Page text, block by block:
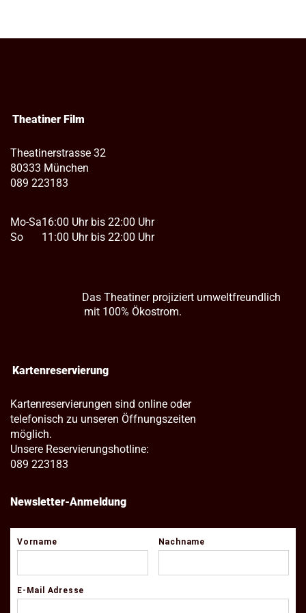
Theatiner Film
Theatinerstrasse 32
80333 München
089 223183
Mo-Sa
So
16:00 Uhr bis 22:00 Uhr
11:00 Uhr bis 22:00 Uhr
Das Theatiner projiziert umweltfreundlich
mit 100% Ökostrom.
Kartenreservierung
Kartenreservierungen sind online oder
telefonisch zu unseren Öffnungszeiten
möglich.
Unsere Reservierungshotline:
089 223183
Newsletter-Anmeldung